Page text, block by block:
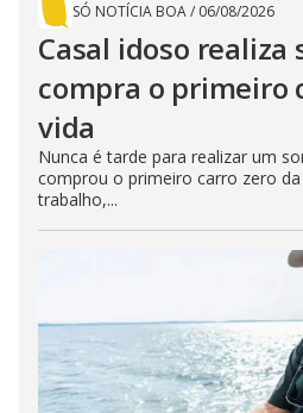
SÓ NOTÍCIA BOA/ 06/08/2026
Casal idoso realiza
compra o primeiro
vida
Nunca é tarde para realizar um
comprou o primeiro carro zero
trabalho,...